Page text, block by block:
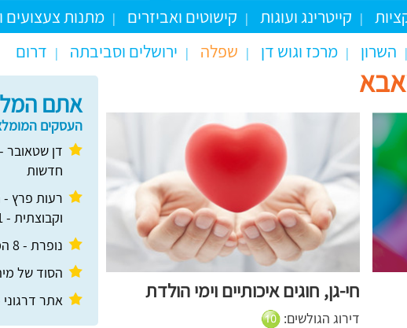
קייטרינג ועוגות קישוטים ואביזרים
מתנות צעצועים
השרון מרכז וגוש דן שפלה ירושלים וסביבתה דרום
חי-גן, חוגים איכותיים וימי הולדת
דירוג הגולשים:
אתם
העסקים
חדשות
רעות פרץ -
וקבוצתית - 11 המלצות חדשות
נופרת - 8 המלצות חדשות
הסוד של מיה - 6 המלצות
אתר דרגוני - 6 המלצות